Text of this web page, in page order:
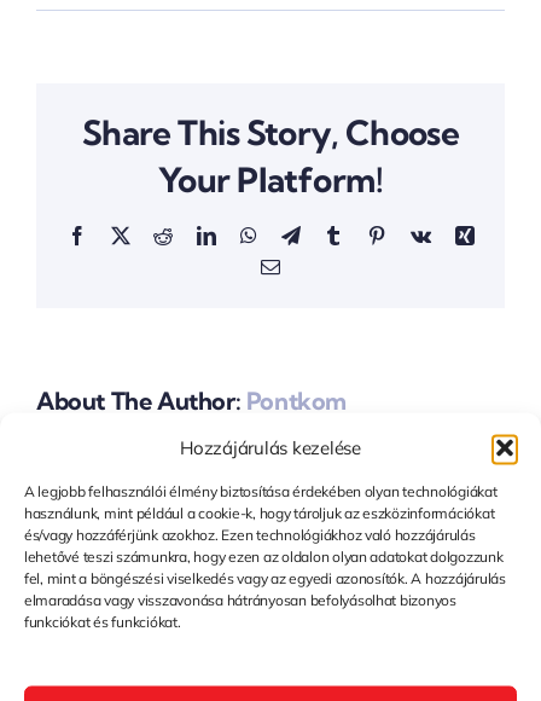
Hozzájárulás kezelése
A legjobb felhasználói élmény biztosítása érdekében olyan technológiákat
használunk, mint például a cookie-k, hogy tároljuk az eszközinformációkat
és/vagy hozzáférjünk azokhoz. Ezen technológiákhoz való hozzájárulás
lehetővé teszi számunkra, hogy ezen az oldalon olyan adatokat dolgozzunk
fel, mint a böngészési viselkedés vagy az egyedi azonosítók. A hozzájárulás
elmaradása vagy visszavonása hátrányosan befolyásolhat bizonyos
funkciókat és funkciókat.
Share This Story, Choose
Your Platform!
Facebook
X RedditLinkedInWhatsApp
TelegramTumblrPinterestVk
Xing
Email:
About The Author: Pontkom
Hagyj Üzenetet
You must belogged into post a comment.